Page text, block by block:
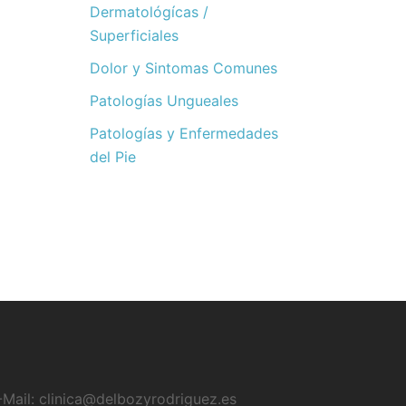
Dermatológícas /
Superficiales
Dolor y Sintomas Comunes
Patologías Ungueales
Patologías y Enfermedades
del Pie
clinica@delbozyrodriguez.es